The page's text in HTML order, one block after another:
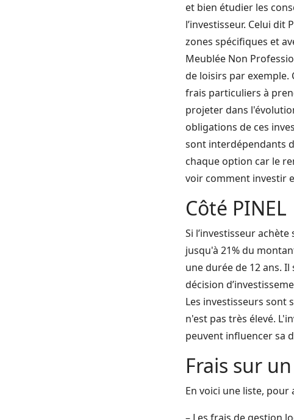
et bien étudier les
l’investisseur. Celui
zones spécifiques et
Meublée Non
de loisirs par exemple.
frais particuliers à
projeter dans
obligations de ces
sont interdépendants
chaque option car le
voir comment investir
Côté PINEL
Si l’investisseur
jusqu'à 21% du
une durée de 12 ans.
décision
Les investisseurs sont
n'est pas très élevé.
peuvent influencer sa
Frais sur
En voici une liste,